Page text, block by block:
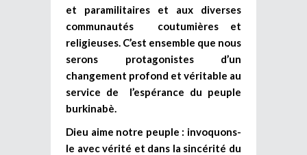
et paramilitaires et aux diverses
communautés coutumières et
religieuses. C’est ensemble que nous
serons protagonistes d’un
changement profond et véritable au
service de l’espérance du peuple
burkinabè.
Dieu aime notre peuple : invoquons-
le avec vérité et dans la sincérité du